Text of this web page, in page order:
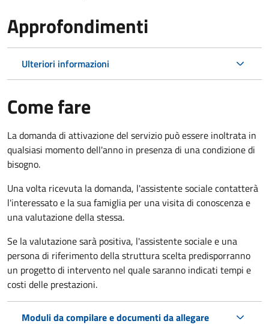
Approfondimenti
Ulteriori informazioni
Come fare
La domanda di attivazione del servizio può essere inoltrata in
qualsiasi momento dell'anno in presenza di una condizione di
bisogno.
Una volta ricevuta la domanda, l'assistente sociale contatterà
l'interessato e la sua famiglia per una visita di conoscenza e
una valutazione della stessa.
Se la valutazione sarà positiva, l'assistente sociale e una
persona di riferimento della struttura scelta predisporranno
un progetto di intervento nel quale saranno indicati tempi e
costi delle prestazioni.
Moduli da compilare e documenti da allegare